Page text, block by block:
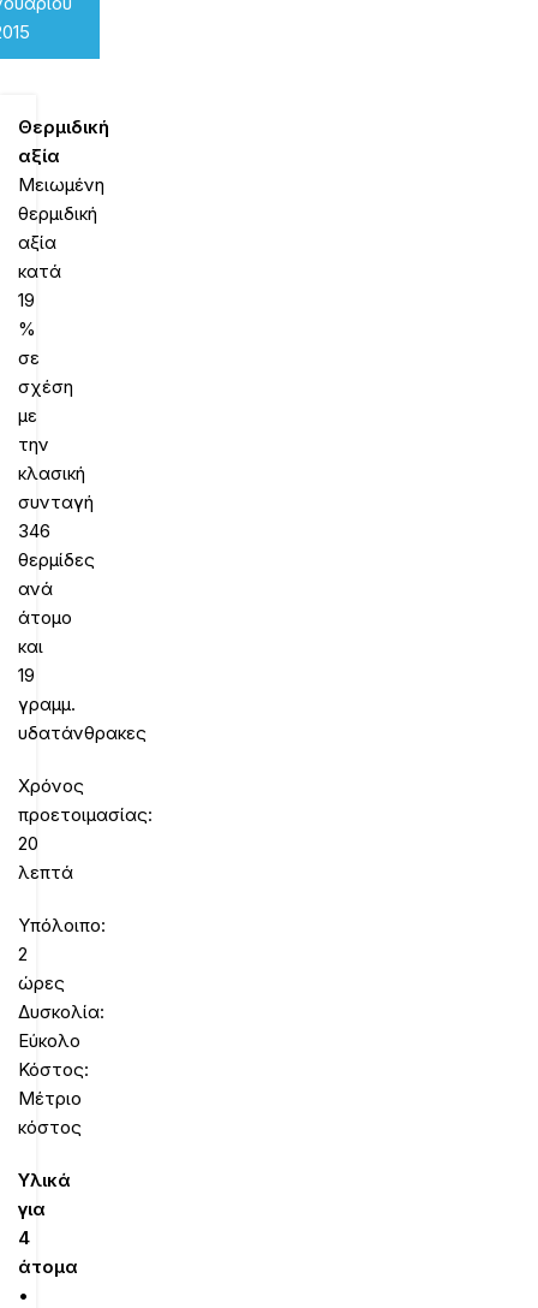
Θερμιδική
αξία
Μειωμένη
θερμιδική
αξία
κατά
19
%
σε
σχέση
με
την
κλασική
συνταγή
346
θερμίδες
ανά
άτομο
και
19
γραμμ.
υδατάνθρακες
Χρόνος
προετοιμασίας:
20
λεπτά
Υπόλοιπο:
2
ώρες
Δυσκολία:
Εύκολο
Κόστος:
Μέτριο
κόστος
Υλικά
για
4
άτομα
•